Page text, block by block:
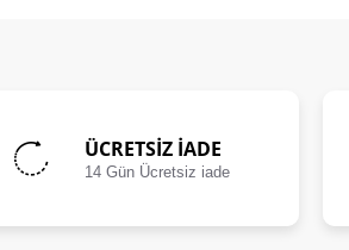
ÜCRETSIZ İADE
14 Gün Ücretsiz iade